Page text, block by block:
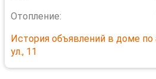
Отопление:
История объявлений в доме по
ул., 11